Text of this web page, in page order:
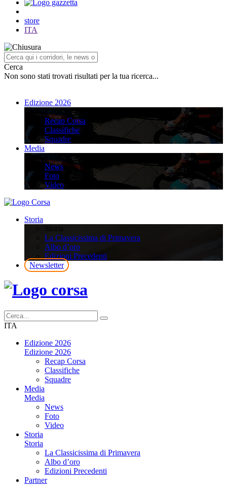
store
ITA
Cerca
Non sono stati trovati risultati per la tua ricerca...
Edizione 2026
Edizione 2026
Recap Corsa
Classifiche
Squadre
Media
Media
News
Foto
Video
Storia
La Classicissima di Primavera
Albo d’oro
Edizioni Precedenti
Newsletter
ITA
Edizione 2026
Edizione 2026
Recap Corsa
Classifiche
Squadre
Media
Media
News
Foto
Video
Storia
Storia
La Classicissima di Primavera
Albo d’oro
Edizioni Precedenti
Partner